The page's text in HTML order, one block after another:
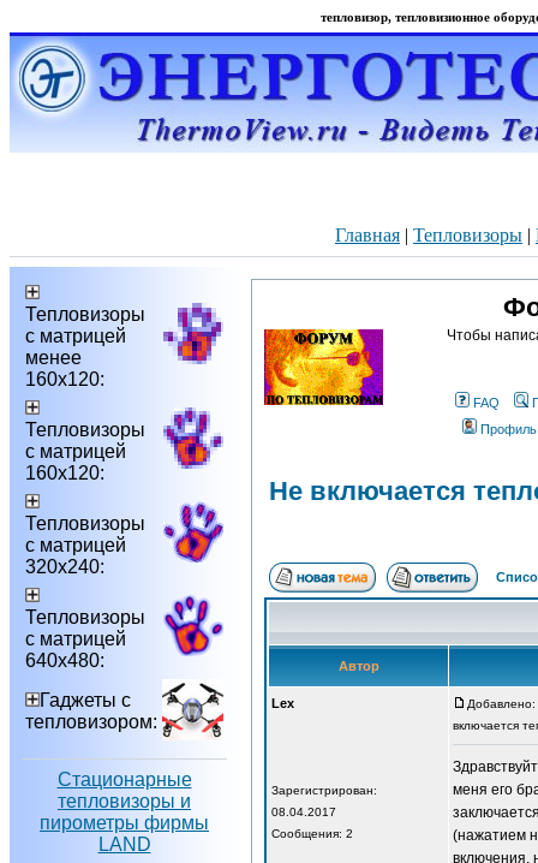
тепловизор, тепловизионное
Главная | Тепловизоры |
Тепловизоры
с матрицей
менее
160х120:
Тепловизоры
с матрицей
160х120:
Тепловизоры
с матрицей
320х240:
Тепловизоры
с матрицей
640х480:
Гаджеты с
тепловизором:
Стационарные
тепловизоры и
пирометры фирмы
LAND
Чтобы
FAQ
Профиль
Не включается
Автор
Lex
Зарегистрирован:
08.04.2017
Сообщения: 2
включается
меня его
(нажатием
включения,